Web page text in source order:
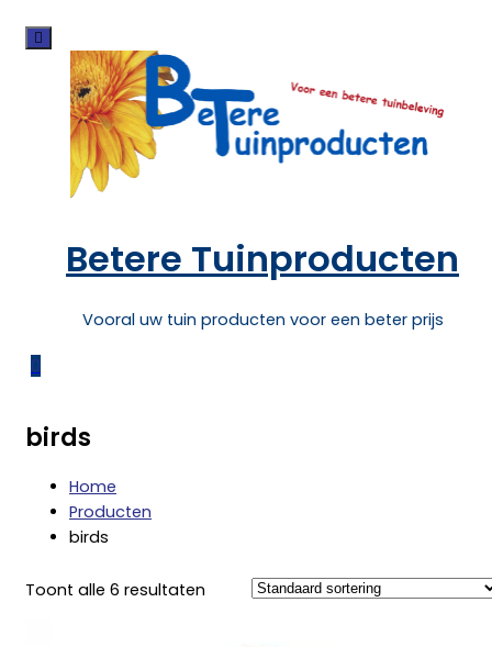
content
Betere Tuinproducten
Vooral uw tuin producten voor een beter prijs
0
birds
Home
Producten
birds
Toont alle 6 resultaten